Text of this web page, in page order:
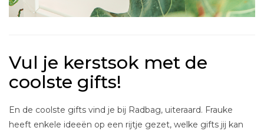
Vul je kerstsok met de
coolste gifts!
En de coolste gifts vind je bij Radbag, uiteraard. Frauke
heeft enkele ideeën op een rijtje gezet, welke gifts jij kan